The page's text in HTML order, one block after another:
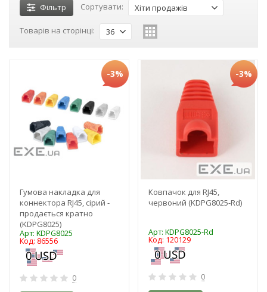
Фільтр Сортувати: Хіти продажів
Товарів на сторінці: 36
-3%
Гумова накладка для
коннектора RJ45, сірий -
продається кратно
(KDPG8025)
Арт: KDPG8025
Код: 86556
0
-3%
Ковпачок для RJ45,
червоний (KDPG8025-Rd)
Арт: KDPG8025-Rd
Код: 120129
0